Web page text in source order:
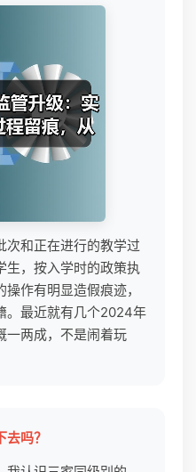
次和正在进行的教学过
生，按入学时的政策执
作有明显造假痕迹，
。最近就有几个2024年
一两成，不是闹着玩
吗？